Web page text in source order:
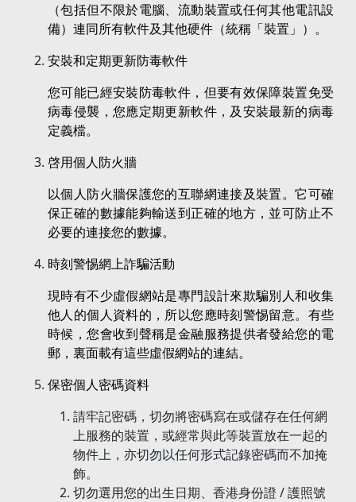
（包括但不限於電腦、流動裝置或任何其他電訊設
備）連同所有軟件及其他硬件（統稱「裝置」）。
安裝和定期更新防毒軟件
您可能已經安裝防毒軟件，但要有效保障裝置免受
病毒侵襲，您應定期更新軟件，及安裝最新的病毒
定義檔。
啓用個人防火牆
以個人防火牆保護您的互聯網連接及裝置。它可確
保正確的數據能夠輸送到正確的地方，並可防止不
必要的連接您的數據。
時刻警惕網上詐騙活動
現時有不少虛假網站是專門設計來欺騙別人和收集
他人的個人資料的，所以您應時刻警惕留意。有些
時候，您會收到聲稱是金融服務提供者發給您的電
郵，裏面載有這些虛假網站的連結。
保密個人密碼資料
請牢記密碼，切勿將密碼寫在或儲存在任何網
上服務的裝置，或經常與此等裝置放在一起的
物件上，亦切勿以任何形式記錄密碼而不加掩
飾。
切勿選用您的出生日期、香港身份證 / 護照號